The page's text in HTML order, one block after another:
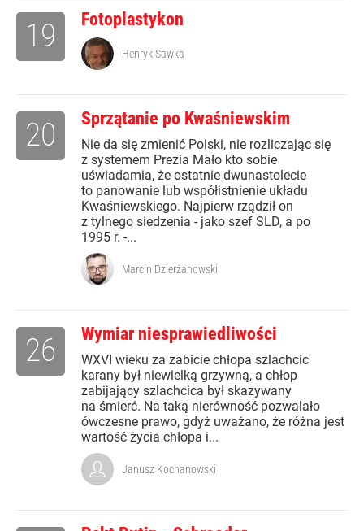
Fotoplastykon
19 Henryk Sawka
Sprzątanie po Kwaśniewskim
Nie da się zmienić Polski, nie rozliczając się
z systemem Prezia Mało kto sobie
uświadamia, że ostatnie dwunastolecie
to panowanie lub współistnienie układu
Kwaśniewskiego. Najpierw rządził on
z tylnego siedzenia - jako szef SLD, a po
1995 r. -...
20
Marcin Dzierżanowski
Wymiar niesprawiedliwości
WXVI wieku za zabicie chłopa szlachcic
karany był niewielką grzywną, a chłop
zabijający szlachcica był skazywany
na śmierć. Na taką nierówność pozwalało
ówczesne prawo, gdyż uważano, że różna jest
wartość życia chłopa i...
26
Janusz Kochanowski